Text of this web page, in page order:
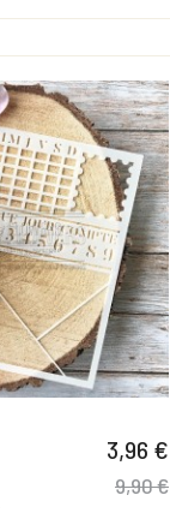
3,96 €
9,90 €